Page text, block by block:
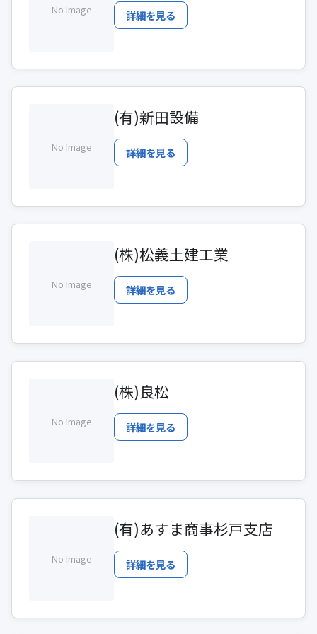
No Image 詳細を見る
No Image
(有)新田設備
詳細を見る
No Image
(株)松義土建工業
詳細を見る
No Image
(株)良松
詳細を見る
No Image
(有)あすま商事杉戸支店
詳細を見る